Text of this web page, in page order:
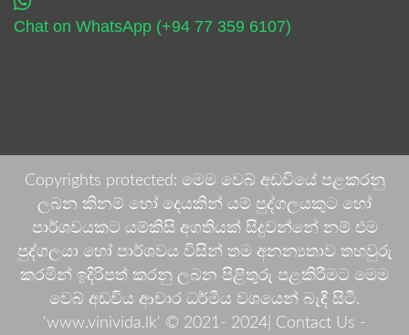
Chat on WhatsApp (+94 77 359 6107)
Copyrights protected: මෙම වෙබ් අඩවියේ පළකරනු
ලබන කිනම් හෝ දෙයකින් යම් පුද්ගලයකුට හෝ
පාර්ශවයකට යම්කිසි අගතියක් සිදුවන්නේ නම් එම
පුද්ගලයා හෝ පාර්ශවය විසින් තම අනන්‍යතාව තහවුරු
කරමින් ඉදිරිපත් කරනු ලබන පිළිතුරු පළකිරීමට මෙම
වෙබ් අඩවිය ආචාර ධර්මීය වශයෙන් බැඳී සිටී.
'www.vinivida.lk' © 2021- 2024| Contact Us -